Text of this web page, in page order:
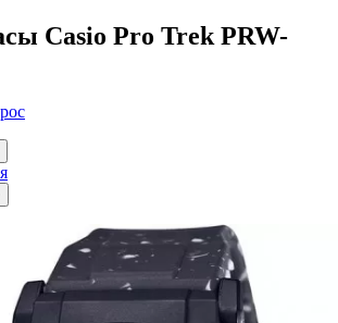
Casio Pro Trek PRW-